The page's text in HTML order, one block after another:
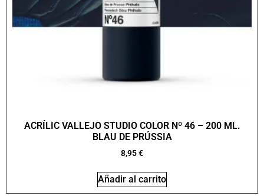
ACRÍLIC VALLEJO STUDIO COLOR Nº 46 – 200 ML.
BLAU DE PRÚSSIA
8,95€
Añadir al carrito